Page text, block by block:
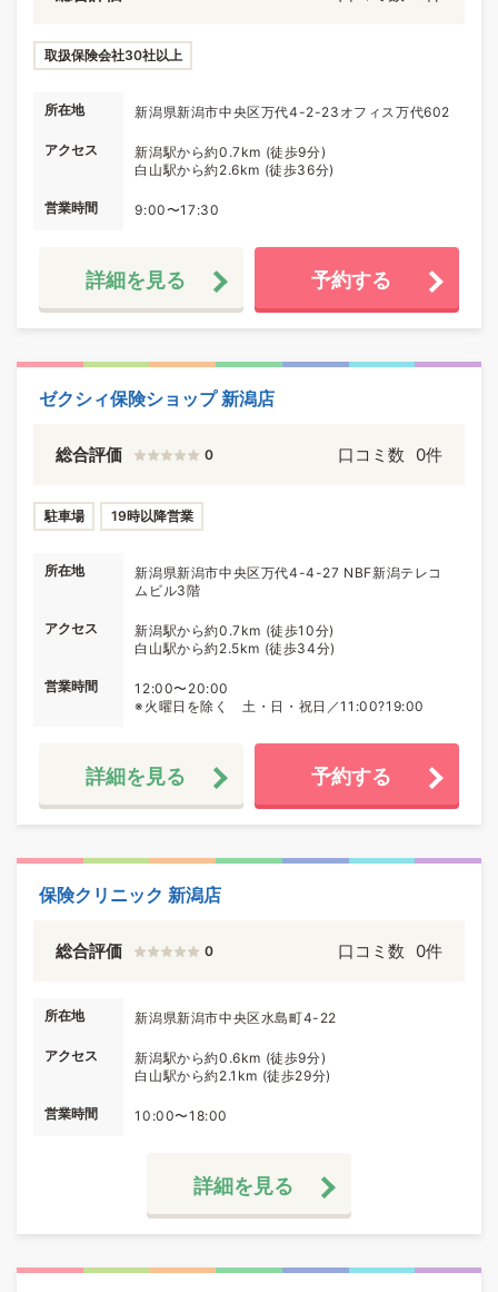
取扱保険会社30社以上
所在地 新潟県新潟市中央区万代4-2-23オフィス万代602
アクセス
新潟駅から約0.7km (徒歩9分)
白山駅から約2.6km (徒歩36分)
営業時間 9:00〜17:30
詳細を見る 予約する
ゼクシィ保険ショップ 新潟店
総合評価 0 口コミ数 0件
駐車場 19時以降営業
所在地
新潟県新潟市中央区万代4-4-27 NBF新潟テレコ
ムビル3階
アクセス
新潟駅から約0.7km (徒歩10分)
白山駅から約2.5km (徒歩34分)
営業時間
12:00〜20:00
※火曜日を除く 土・日・祝日／11:00?19:00
詳細を見る 予約する
保険クリニック 新潟店
総合評価 0 口コミ数 0件
所在地 新潟県新潟市中央区水島町4-22
アクセス
新潟駅から約0.6km (徒歩9分)
白山駅から約2.1km (徒歩29分)
営業時間 10:00〜18:00
詳細を見る